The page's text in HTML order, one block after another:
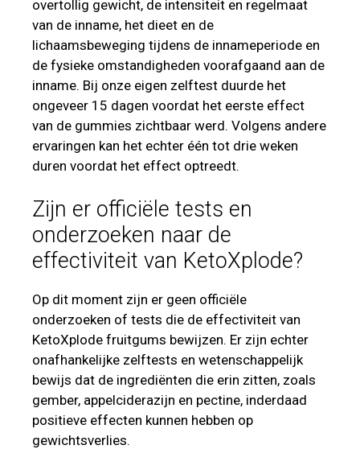
overtollig gewicht, de intensiteit en regelmaat
van de inname, het dieet en de
lichaamsbeweging tijdens de innameperiode en
de fysieke omstandigheden voorafgaand aan de
inname. Bij onze eigen zelftest duurde het
ongeveer 15 dagen voordat het eerste effect
van de gummies zichtbaar werd. Volgens andere
ervaringen kan het echter één tot drie weken
duren voordat het effect optreedt.
Zijn er officiële tests en
onderzoeken naar de
effectiviteit van KetoXplode?
Op dit moment zijn er geen officiële
onderzoeken of tests die de effectiviteit van
KetoXplode fruitgums bewijzen. Er zijn echter
onafhankelijke zelftests en wetenschappelijk
bewijs dat de ingrediënten die erin zitten, zoals
gember, appelciderazijn en pectine, inderdaad
positieve effecten kunnen hebben op
gewichtsverlies.